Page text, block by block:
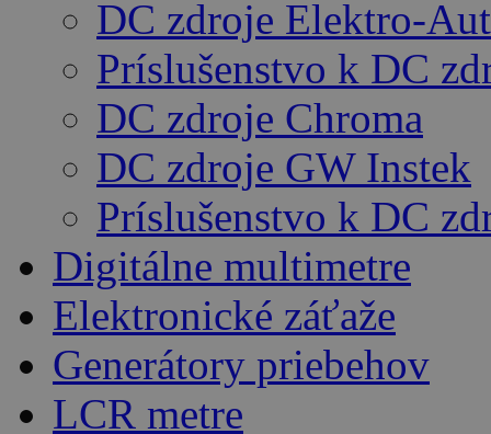
DC zdroje Elektro-
Príslušenstvo k DC
DC zdroje Chroma
DC zdroje GW Instek
Príslušenstvo k DC
Digitálne multimetre
Elektronické záťaže
Generátory priebehov
LCR metre